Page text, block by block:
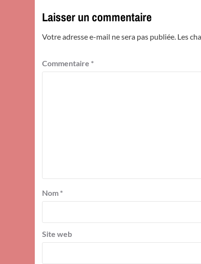
Laisser un commentaire
Votre adresse e-mail ne sera pas publiée. Les
Commentaire *
Nom *
Site web